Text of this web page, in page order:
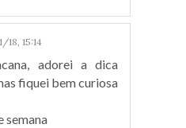
18, 15:14
adorei a dica
fiquei bem curiosa
semana